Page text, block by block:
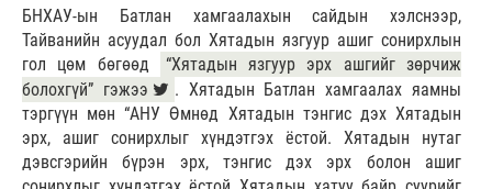
БНХАУ-ын Батлан хамгаалахын сайдын хэлснээр,
Тайванийн асуудал бол Хятадын язгуур ашиг сонирхлын
гол цөм бөгөөд
“Хятадын язгуур эрх ашгийг зөрчиж
болохгүй” гэжээ
. Хятадын Батлан хамгаалах яамны
тэргүүн мөн “АНУ Өмнөд Хятадын тэнгис дэх Хятадын
эрх, ашиг сонирхлыг хүндэтгэх ёстой. Хятадын нутаг
дэвсгэрийн бүрэн эрх, тэнгис дэх эрх болон ашиг